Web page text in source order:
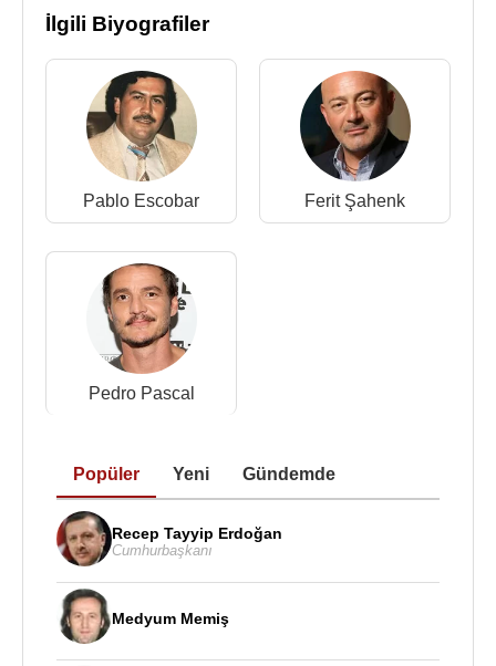
İlgili Biyografiler
Pablo Escobar Ferit Şahenk
Pedro Pascal
Popüler Yeni Gündemde
Recep Tayyip Erdoğan
Cumhurbaşkanı
Medyum Memiş